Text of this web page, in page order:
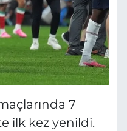
7
ilk kez yenildi.